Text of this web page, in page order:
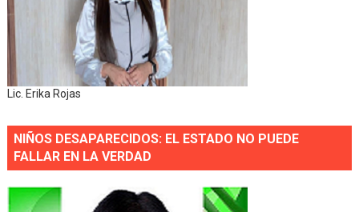
Lic. Erika Rojas
NIÑOS DESAPARECIDOS: EL ESTADO NO PUEDE
FALLAR EN LA VERDAD